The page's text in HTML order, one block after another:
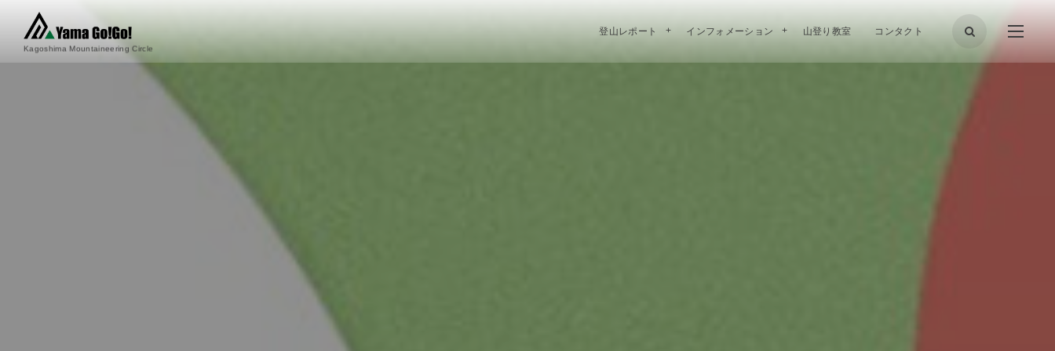
Kagoshima Mountaineering Circle
登山レポート インフォメーション 山登り教室 コンタクト